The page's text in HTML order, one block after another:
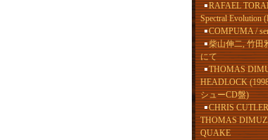
RAFAEL
Spectral Evolution
COMPUMA /
柴山伸二, 竹田
にて
THOMAS
HEADLOCK
シューCD盤)
CHRIS
THOMAS
QUAKE